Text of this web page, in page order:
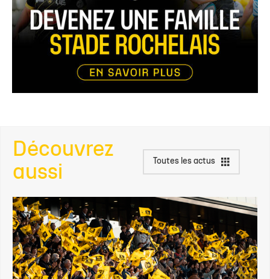
Découvrez
aussi
Toutes les actus